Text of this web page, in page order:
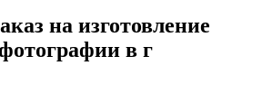
на изготовление
в г